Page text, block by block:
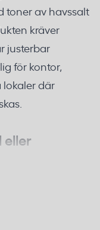
toner av havssalt
kräver
justerbar
för kontor,
lokaler där
eller
genom